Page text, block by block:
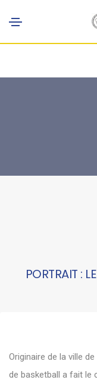
PORTRAIT :
Originaire de la ville
de basketball a fait le